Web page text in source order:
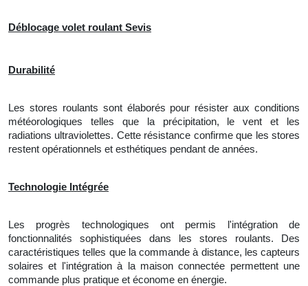
Déblocage volet roulant Sevis
Durabilité
Les stores roulants sont élaborés pour résister aux conditions
météorologiques telles que la précipitation, le vent et les
radiations ultraviolettes. Cette résistance confirme que les stores
restent opérationnels et esthétiques pendant de années.
Technologie Intégrée
Les progrès technologiques ont permis l'intégration de
fonctionnalités sophistiquées dans les stores roulants. Des
caractéristiques telles que la commande à distance, les capteurs
solaires et l'intégration à la maison connectée permettent une
commande plus pratique et économe en énergie.